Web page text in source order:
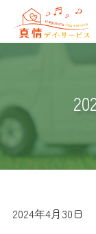
2024年4月30日